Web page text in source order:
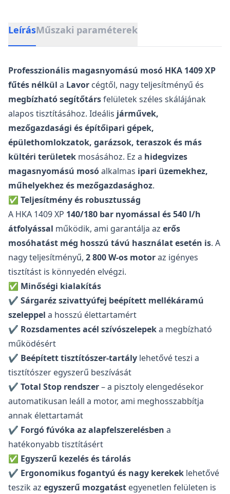
Töltse ki az űrlapot, és felvesszük Önnel a kapcsolatot
Email
Telefon*
Üzenet*
Kérés küldése
LeírásMűszaki paraméterek
Professzionális magasnyomású mosó HKA 1409 XP
fűtés nélkül a Lavor cégtől, nagy teljesítményű és
megbízható segítőtársfelületek széles skálájának
alapos tisztításához. Ideális járművek,
mezőgazdasági és építőipari gépek,
épülethomlokzatok, garázsok, teraszok és más
kültéri területek mosásához. Ez a hidegvizes
magasnyomású mosóalkalmas ipari üzemekhez,
műhelyekhez és mezőgazdasághoz.
✅ Teljesítmény és robusztusság
A HKA 1409 XP 140/180 bar nyomással és 540 l/h
átfolyással működik, ami garantálja az erős
mosóhatást még hosszú távú használat esetén is. A
nagy teljesítményű, 2 800 W-os motoraz igényes
tisztítást is könnyedén elvégzi.
✅ Minőségi kialakítás
✔ Sárgaréz szivattyúfej beépített mellékáramú
szeleppel a hosszú élettartamért
✔ Rozsdamentes acél szívószelepeka megbízható
működésért
✔ Beépített tisztítószer-tartály lehetővé teszi a
tisztítószer egyszerű beszívását
✔ Total Stop rendszer– a pisztoly elengedésekor
automatikusan leáll a motor, ami meghosszabbítja
annak élettartamát
✔ Forgó fúvóka az alapfelszerelésben a
hatékonyabb tisztításért
✅ Egyszerű kezelés és tárolás
✔ Ergonomikus fogantyú és nagy kerekek lehetővé
teszik az egyszerű mozgatást egyenetlen felületen is